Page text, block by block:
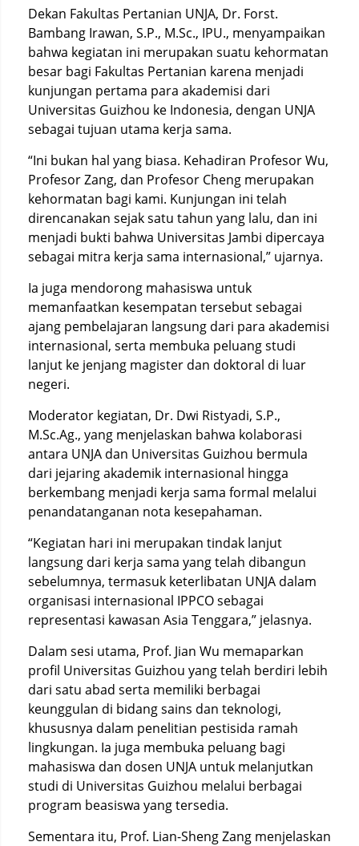
Dekan Fakultas Pertanian UNJA, Dr. Forst.
Bambang Irawan, S.P., M.Sc., IPU., menyampaikan
bahwa kegiatan ini merupakan suatu kehormatan
besar bagi Fakultas Pertanian karena menjadi
kunjungan pertama para akademisi dari
Universitas Guizhou ke Indonesia, dengan UNJA
sebagai tujuan utama kerja sama.
“Ini bukan hal yang biasa. Kehadiran Profesor Wu,
Profesor Zang, dan Profesor Cheng merupakan
kehormatan bagi kami. Kunjungan ini telah
direncanakan sejak satu tahun yang lalu, dan ini
menjadi bukti bahwa Universitas Jambi dipercaya
sebagai mitra kerja sama internasional,” ujarnya.
Ia juga mendorong mahasiswa untuk
memanfaatkan kesempatan tersebut sebagai
ajang pembelajaran langsung dari para akademisi
internasional, serta membuka peluang studi
lanjut ke jenjang magister dan doktoral di luar
negeri.
Moderator kegiatan, Dr. Dwi Ristyadi, S.P.,
M.Sc.Ag., yang menjelaskan bahwa kolaborasi
antara UNJA dan Universitas Guizhou bermula
dari jejaring akademik internasional hingga
berkembang menjadi kerja sama formal melalui
penandatanganan nota kesepahaman.
“Kegiatan hari ini merupakan tindak lanjut
langsung dari kerja sama yang telah dibangun
sebelumnya, termasuk keterlibatan UNJA dalam
organisasi internasional IPPCO sebagai
representasi kawasan Asia Tenggara,” jelasnya.
Dalam sesi utama, Prof. Jian Wu memaparkan
profil Universitas Guizhou yang telah berdiri lebih
dari satu abad serta memiliki berbagai
keunggulan di bidang sains dan teknologi,
khususnya dalam penelitian pestisida ramah
lingkungan. Ia juga membuka peluang bagi
mahasiswa dan dosen UNJA untuk melanjutkan
studi di Universitas Guizhou melalui berbagai
program beasiswa yang tersedia.
Sementara itu, Prof. Lian-Sheng Zang menjelaskan